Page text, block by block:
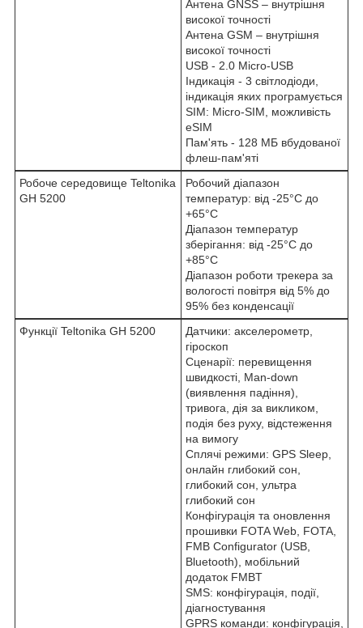
Антена GNSS – внутрішня
високої точності
Антена GSM – внутрішня
високої точності
USB - 2.0 Micro-USB
Індикація - 3 світлодіоди,
індикація яких програмується
SIM: Micro-SIM, можливість
eSIM
Пам'ять - 128 МБ вбудованої
флеш-пам'яті
Робоче середовище Teltonika
GH 5200
Робочий діапазон
температур: від -25°C до
+65°C
Діапазон температур
зберігання: від -25°C до
+85°C
Діапазон роботи трекера за
вологості повітря від 5% до
95% без конденсації
Функції Teltonika GH 5200
Датчики: акселерометр,
гіроскоп
Сценарії: перевищення
швидкості, Man-down
(виявлення падіння),
тривога, дія за викликом,
подія без руху, відстеження
на вимогу
Сплячі режими: GPS Sleep,
онлайн глибокий сон,
глибокий сон, ультра
глибокий сон
Конфігурація та оновлення
прошивки FOTA Web, FOTA,
FMB Configurator (USB,
Bluetooth), мобільний
додаток FMBT
SMS: конфігурація, події,
діагностування
GPRS команди: конфігурація,